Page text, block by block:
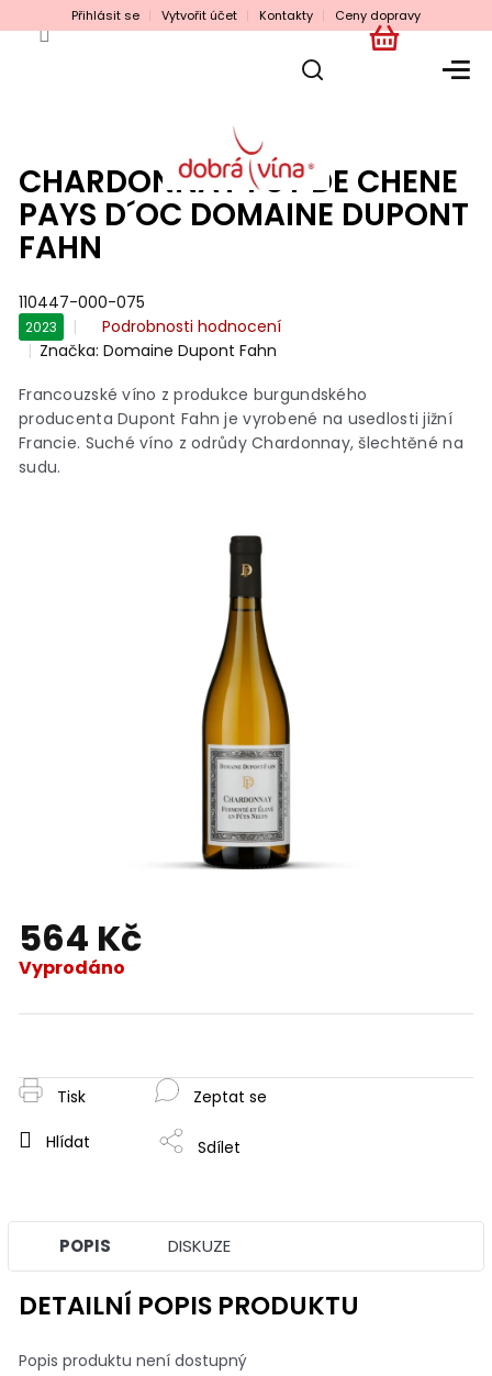
na
Přihlásit se Vytvořit účet Kontakty Ceny dopravy
NÁKUPNÍ
CHARDONNAY FUT DE CHENE
PAYS D´OC DOMAINE DUPONT
FAHN
110447-000-075
2023
Průměrné
hodnocení
je
0,0
z
5
Podrobnosti hodnocení
Značka:Domaine Dupont Fahn
Francouzské víno z produkce burgundského
producenta Dupont Fahn je vyrobené na usedlosti jižní
Francie. Suché víno z odrůdy Chardonnay, šlechtěné na
sudu.
564 Kč
Vyprodáno
Tisk
Zeptat se
Hlídat Sdílet
POPIS DISKUZE
DETAILNÍ POPIS PRODUKTU
Popis produktu není dostupný